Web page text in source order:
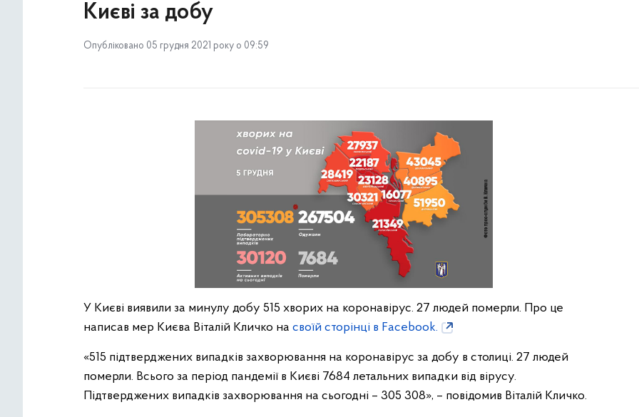
Києві за добу
Опубліковано 05 грудня 2021 року о 09:59
У Києві виявили за минулу добу 515 хворих на коронавірус. 27 людей померли. Про це
написав мер Києва Віталій Кличко на своїй сторінці в Facebook.
«515 підтверджених випадків захворювання на коронавірус за добу в столиці. 27 людей
померли. Всього за період пандемії в Києві 7684 летальних випадки від вірусу.
Підтверджених випадків захворювання на сьогодні – 305 308», – повідомив Віталій Кличко.